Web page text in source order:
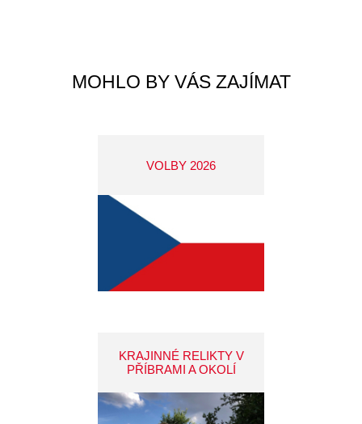
MOHLO BY VÁS ZAJÍMAT
VOLBY 2026
KRAJINNÉ RELIKTY V
PŘÍBRAMI A OKOLÍ